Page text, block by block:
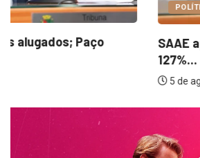
POLÍTICA
SAAE apresenta justificativas